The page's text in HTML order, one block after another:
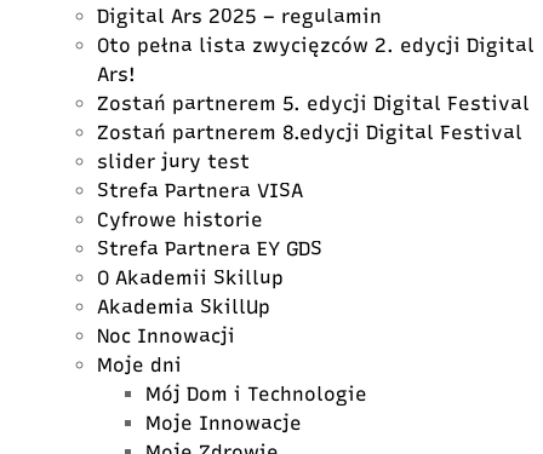
Digital Ars 2025 – regulamin
Oto pełna lista zwycięzców 2. edycji Digital
Ars!
Zostań partnerem 5. edycji Digital Festival
Zostań partnerem 8.edycji Digital Festival
slider jury test
Strefa Partnera VISA
Cyfrowe historie
Strefa Partnera EY GDS
O Akademii Skillup
Akademia SkillUp
Noc Innowacji
Moje dni
Mój Dom i Technologie
Moje Innowacje